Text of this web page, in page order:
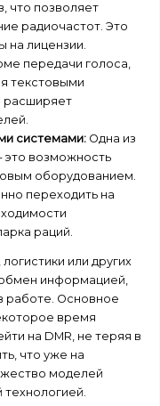
что позволяет
радиочастот. Это
на лицензии.
передачи голоса,
текстовыми
расширяет
системами:Одна из
это возможность
оборудованием.
переходить на
раций.
или других
информацией,
работе. Основное
время
на DMR, не теряя в
что уже на
моделей